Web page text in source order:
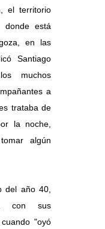
el territorio
donde está
en las
Santiago
muchos
a
trataba de
la noche,
algún
del año 40,
con sus
"oyó